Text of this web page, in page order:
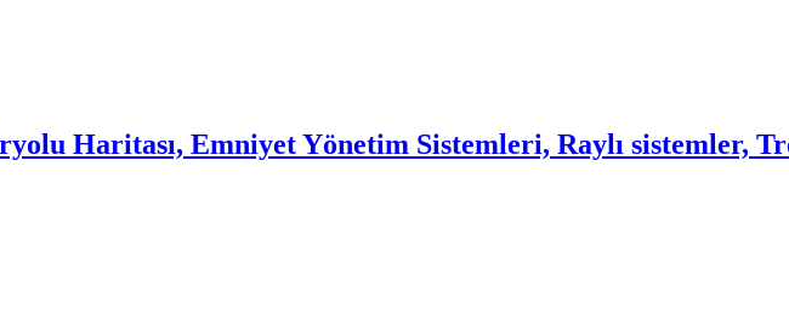
Haritası, Emniyet Yönetim Sistemleri, Raylı sistemler,